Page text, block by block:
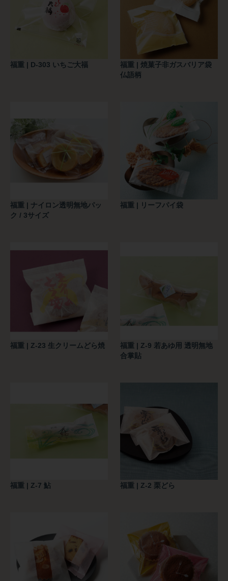
福重 | D-303 いちご大福
福重 | 焼菓子非ガスバリア袋
仏語柄
福重 | ナイロン透明無地パッ
ク / 3サイズ
福重 | リーフパイ袋
福重 | Z-23 生クリームどら焼
福重 | Z-9 若あゆ用 透明無地
合掌貼
福重 | Z-7 鮎 福重 | Z-2 栗どら